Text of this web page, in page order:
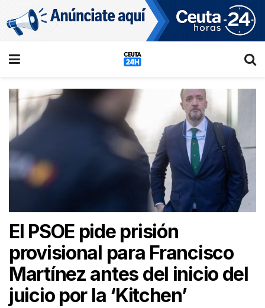
El PSOE pide prisión
provisional para Francisco
Martínez antes del inicio del
juicio por la ‘Kitchen’